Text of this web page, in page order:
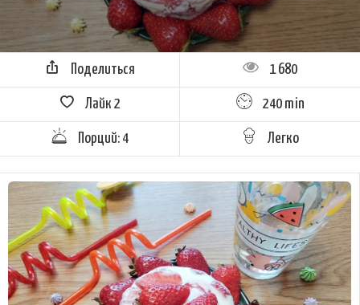
Поделиться 1 680
Лайк 2 240 min
Порций: 4 Легко